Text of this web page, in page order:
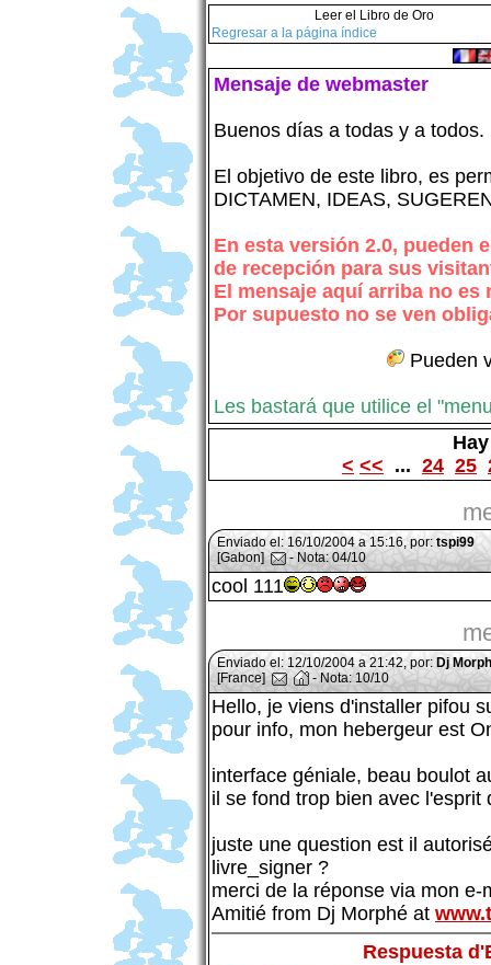
Leer el Libro de Oro
Regresar a la página índice
Mensaje de webmaster
Buenos días a todas y a todos.
El objetivo de este libro, es
DICTAMEN, IDEAS,
En esta versión 2.0, pueden
de recepción para sus
El mensaje aquí arriba no
Por supuesto no se ven
Pueden
Les bastará que utilice el
< << ... 24 25
Enviado el: 16/10/2004 a 15:16, por: tspi99
[Gabon]
- Nota: 04/10
cool 111
Enviado el: 12/10/2004 a 21:42, por: Dj
[France]
- Nota: 10/10
Hello, je viens d'installer pifou
pour info, mon hebergeur est
interface géniale, beau boulot
il se fond trop bien avec l'esprit
juste une question est il
livre_signer ?
merci de la réponse via mon e-
Amitié from Dj Morphé at
Respuesta